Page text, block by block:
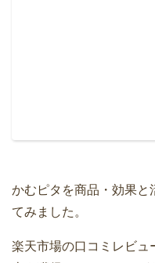
かむピタを商品・効果と
てみました。
楽天市場の口コミレビュ